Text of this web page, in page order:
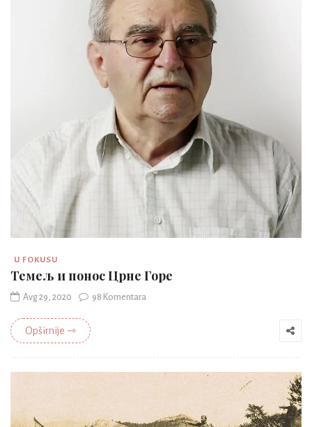
U FOKUSU
Темељ и понос Црне Горе
Avg 29, 2020 98 Komentara
Opširnije ⇾